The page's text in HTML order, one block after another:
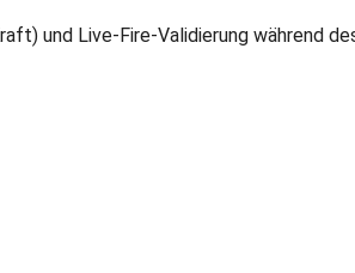
und Live-Fire-Validierung während